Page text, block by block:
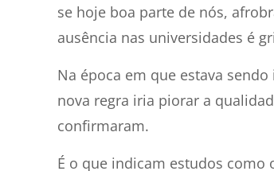
se hoje boa parte de nós,
ausência nas universidades é
Na época em que estava
nova regra iria piorar a
confirmaram.
É o que indicam estudos como